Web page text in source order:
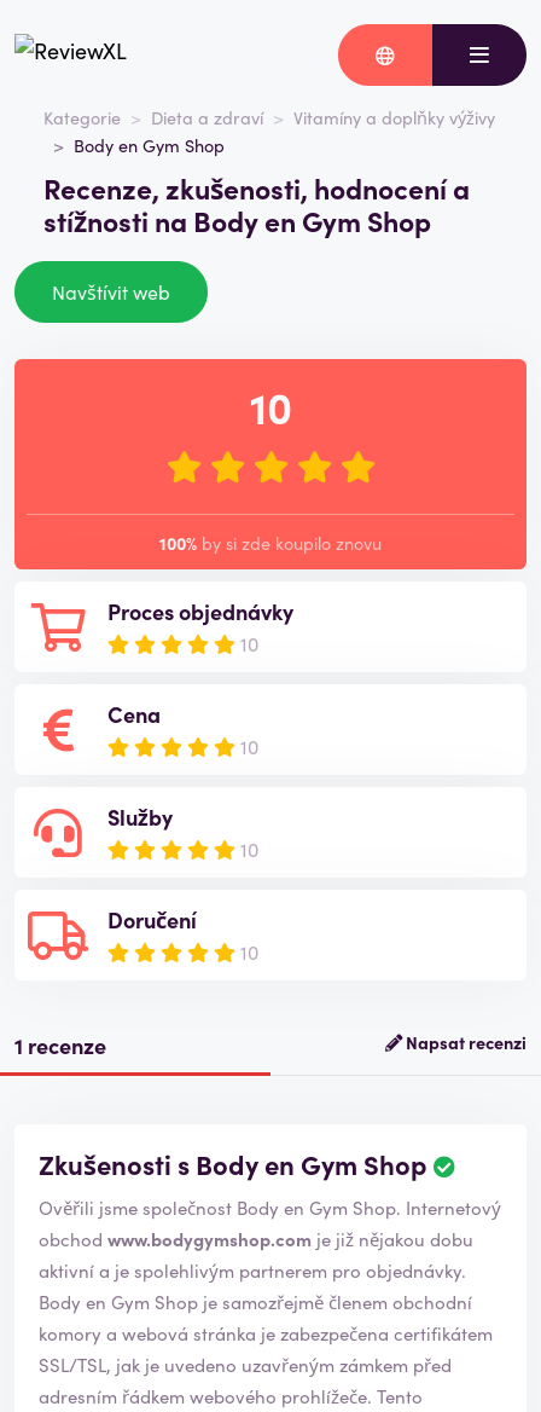
Kategorie Dieta a zdraví
Vitamíny a doplňky výživy
Body en Gym Shop
Recenze, zkušenosti, hodnocení a
stížnosti na Body en Gym Shop
Navštívit web
Proces objednávky
10
Cena
10
Služby
10
Doručení
10
10
100% by si zde koupilo znovu
1 recenze Napsat recenzi
Zkušenosti s Body en Gym Shop
H
d
n
o
c
e
n
Ověřili jsme společnost Body en Gym Shop. Internetový
obchod www.bodygymshop.com je již nějakou dobu
aktivní a je spolehlivým partnerem pro objednávky.
Body en Gym Shop je samozřejmě členem obchodní
komory a webová stránka je zabezpečena certifikátem
SSL/TSL, jak je uvedeno uzavřeným zámkem před
adresním řádkem webového prohlížeče. Tento